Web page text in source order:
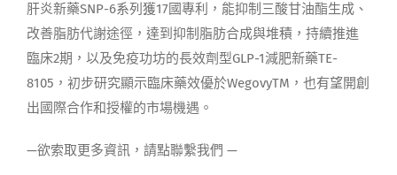
肝炎新藥SNP-6系列獲17國專利，能抑制三酸甘油酯生成、
改善脂肪代謝途徑，達到抑制脂肪合成與堆積，持續推進
臨床2期，以及免疫功坊的長效劑型GLP-1減肥新藥TE-
8105，初步研究顯示臨床藥效優於WegovyTM，也有望開創
出國際合作和授權的市場機遇。
—欲索取更多資訊，請點聯繫我們 —